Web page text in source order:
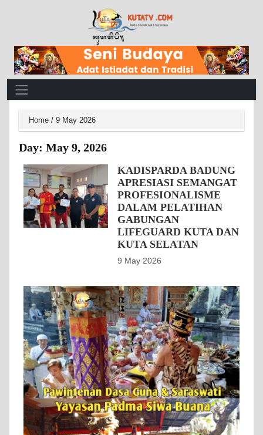
Main Navigation
Home / 9 May 2026
Day: May 9, 2026
KADISPARDA BADUNG
APRESIASI SEMANGAT
PROFESIONALISME
DALAM PELATIHAN
GABUNGAN
LIFEGUARD KUTA DAN
KUTA SELATAN
9 May 2026